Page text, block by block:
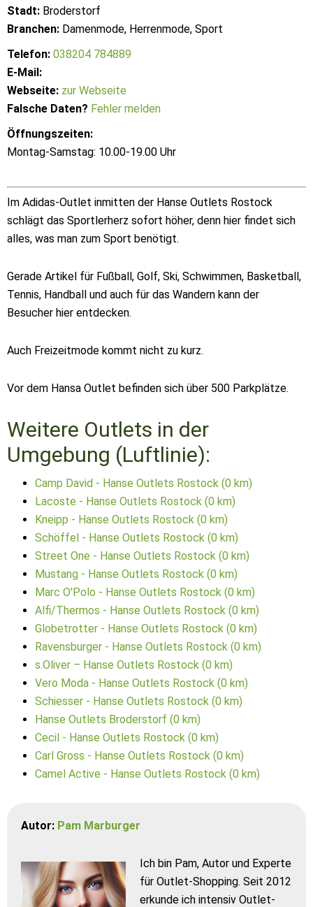
Stadt: Broderstorf
Branchen: Damenmode, Herrenmode, Sport
Telefon: 038204 784889
E-Mail:
Webseite: zur Webseite
Falsche Daten? Fehler melden
Öffnungszeiten:
Montag-Samstag: 10.00-19.00 Uhr
Im Adidas-Outlet inmitten der Hanse Outlets Rostock
schlägt das Sportlerherz sofort höher, denn hier findet sich
alles, was man zum Sport benötigt.
Gerade Artikel für Fußball, Golf, Ski, Schwimmen, Basketball,
Tennis, Handball und auch für das Wandern kann der
Besucher hier entdecken.
Auch Freizeitmode kommt nicht zu kurz.
Vor dem Hansa Outlet befinden sich über 500 Parkplätze.
Weitere Outlets in der
Umgebung (Luftlinie):
Camp David - Hanse Outlets Rostock (0 km)
Lacoste - Hanse Outlets Rostock (0 km)
Kneipp - Hanse Outlets Rostock (0 km)
Schöffel - Hanse Outlets Rostock (0 km)
Street One - Hanse Outlets Rostock (0 km)
Mustang - Hanse Outlets Rostock (0 km)
Marc O'Polo - Hanse Outlets Rostock (0 km)
Alfi/Thermos - Hanse Outlets Rostock (0 km)
Globetrotter - Hanse Outlets Rostock (0 km)
Ravensburger - Hanse Outlets Rostock (0 km)
s.Oliver – Hanse Outlets Rostock (0 km)
Vero Moda - Hanse Outlets Rostock (0 km)
Schiesser - Hanse Outlets Rostock (0 km)
Hanse Outlets Broderstorf (0 km)
Cecil - Hanse Outlets Rostock (0 km)
Carl Gross - Hanse Outlets Rostock (0 km)
Camel Active - Hanse Outlets Rostock (0 km)
Autor: Pam Marburger
Ich bin Pam, Autor und Experte
für Outlet-Shopping. Seit 2012
erkunde ich intensiv Outlet-